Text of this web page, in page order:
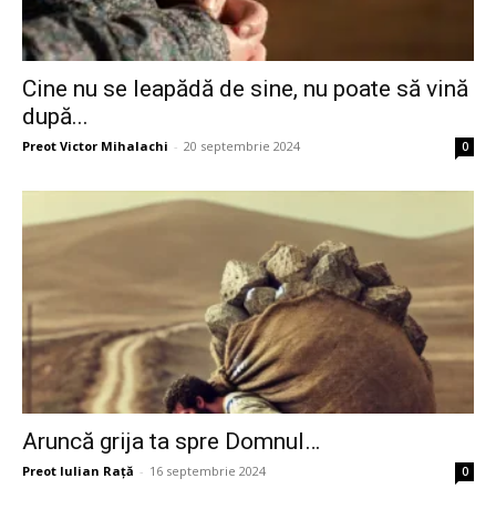
Cine nu se leapădă de sine, nu poate să vină
după...
Preot Victor Mihalachi - 20 septembrie 2024 0
Aruncă grija ta spre Domnul…
Preot Iulian Raţă - 16 septembrie 2024 0